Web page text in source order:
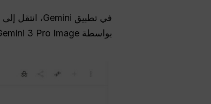
في تطبيق Gemini، انتقل إلى
بواسطة Gemini 3 Pro Image)، مما يشير إلى تنشيط Nano Banana Pro.